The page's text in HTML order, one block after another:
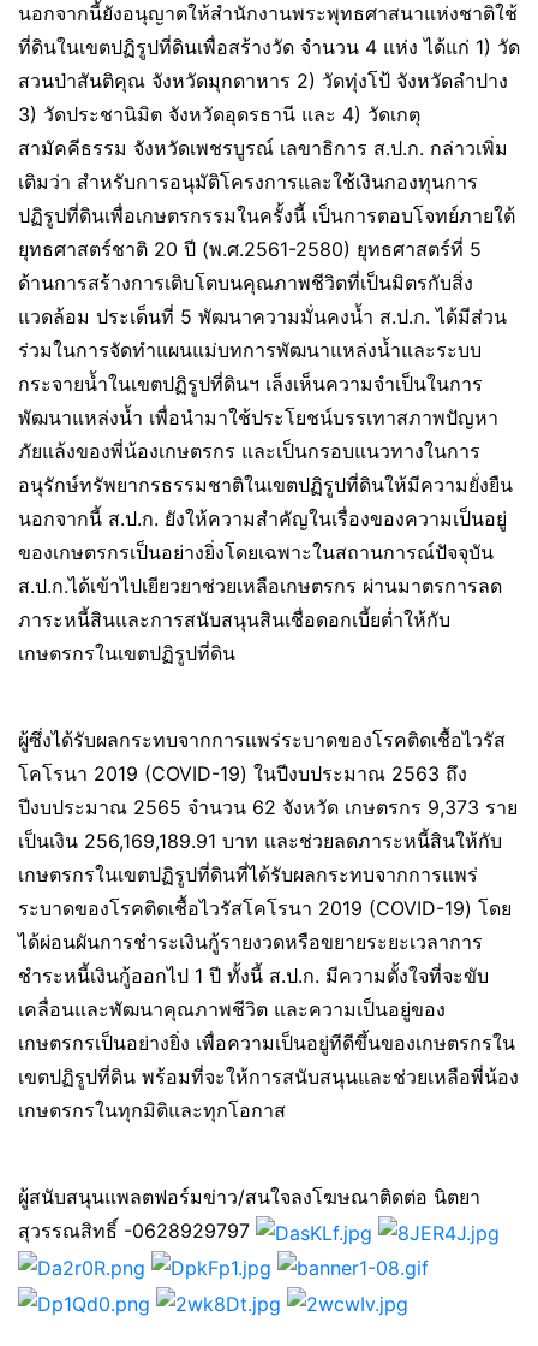
นอกจากนี้ยังอนุญาตให้สำนักงานพระพุทธศาสนาแห่งชาติใช้
ที่ดินในเขตปฏิรูปที่ดินเพื่อสร้างวัด จำนวน 4 แห่ง ได้แก่ 1) วัด
สวนป่าสันติคุณ จังหวัดมุกดาหาร 2) วัดทุ่งโป้ จังหวัดลำปาง
3) วัดประชานิมิต จังหวัดอุดรธานี และ 4) วัดเกตุ
สามัคคีธรรม จังหวัดเพชรบูรณ์ เลขาธิการ ส.ป.ก. กล่าวเพิ่ม
เติมว่า สำหรับการอนุมัติโครงการและใช้เงินกองทุนการ
ปฏิรูปที่ดินเพื่อเกษตรกรรมในครั้งนี้ เป็นการตอบโจทย์ภายใต้
ยุทธศาสตร์ชาติ 20 ปี (พ.ศ.2561-2580) ยุทธศาสตร์ที่ 5
ด้านการสร้างการเติบโตบนคุณภาพชีวิตที่เป็นมิตรกับสิ่ง
แวดล้อม ประเด็นที่ 5 พัฒนาความมั่นคงน้ำ ส.ป.ก. ได้มีส่วน
ร่วมในการจัดทำแผนแม่บทการพัฒนาแหล่งน้ำและระบบ
กระจายน้ำในเขตปฏิรูปที่ดินฯ เล็งเห็นความจำเป็นในการ
พัฒนาแหล่งน้ำ เพื่อนำมาใช้ประโยชน์บรรเทาสภาพปัญหา
ภัยแล้งของพี่น้องเกษตรกร และเป็นกรอบแนวทางในการ
อนุรักษ์ทรัพยากรธรรมชาติในเขตปฏิรูปที่ดินให้มีความยั่งยืน
นอกจากนี้ ส.ป.ก. ยังให้ความสำคัญในเรื่องของความเป็นอยู่
ของเกษตรกรเป็นอย่างยิ่งโดยเฉพาะในสถานการณ์ปัจจุบัน
ส.ป.ก.ได้เข้าไปเยียวยาช่วยเหลือเกษตรกร ผ่านมาตรการลด
ภาระหนี้สินและการสนับสนุนสินเชื่อดอกเบี้ยต่ำให้กับ
เกษตรกรในเขตปฏิรูปที่ดิน
ผู้ซึ่งได้รับผลกระทบจากการแพร่ระบาดของโรคติดเชื้อไวรัส
โคโรนา 2019 (COVID-19) ในปีงบประมาณ 2563 ถึง
ปีงบประมาณ 2565 จำนวน 62 จังหวัด เกษตรกร 9,373 ราย
เป็นเงิน 256,169,189.91 บาท และช่วยลดภาระหนี้สินให้กับ
เกษตรกรในเขตปฏิรูปที่ดินที่ได้รับผลกระทบจากการแพร่
ระบาดของโรคติดเชื้อไวรัสโคโรนา 2019 (COVID-19) โดย
ได้ผ่อนผันการชำระเงินกู้รายงวดหรือขยายระยะเวลาการ
ชำระหนี้เงินกู้ออกไป 1 ปี ทั้งนี้ ส.ป.ก. มีความตั้งใจที่จะขับ
เคลื่อนและพัฒนาคุณภาพชีวิต และความเป็นอยู่ของ
เกษตรกรเป็นอย่างยิ่ง เพื่อความเป็นอยู่ทีดีขึ้นของเกษตรกรใน
เขตปฏิรูปที่ดิน พร้อมที่จะให้การสนับสนุนและช่วยเหลือพี่น้อง
เกษตรกรในทุกมิติและทุกโอกาส
ผู้สนับสนุนแพลตฟอร์มข่าว/สนใจลงโฆษณาติดต่อ นิตยา
สุวรรณสิทธิ์ -0628929797